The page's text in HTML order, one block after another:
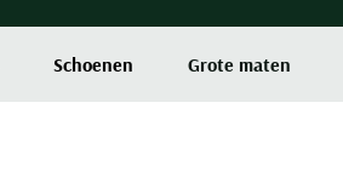
Schoenen Grote maten